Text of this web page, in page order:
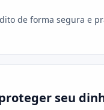
de forma segura e
seu